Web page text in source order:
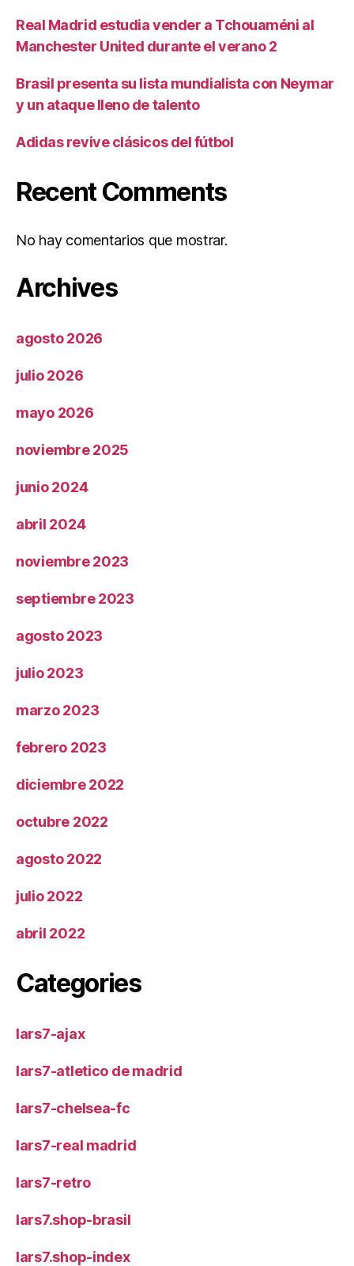
Real Madrid estudia vender a Tchouaméni al
Manchester United durante el verano 2
Brasil presenta su lista mundialista con Neymar
y un ataque lleno de talento
Adidas revive clásicos del fútbol
Recent Comments
No hay comentarios que mostrar.
Archives
agosto 2026
julio 2026
mayo 2026
noviembre 2025
junio 2024
abril 2024
noviembre 2023
septiembre 2023
agosto 2023
julio 2023
marzo 2023
febrero 2023
diciembre 2022
octubre 2022
agosto 2022
julio 2022
abril 2022
Categories
lars7-ajax
lars7-atletico de madrid
lars7-chelsea-fc
lars7-real madrid
lars7-retro
lars7.shop-brasil
lars7.shop-index